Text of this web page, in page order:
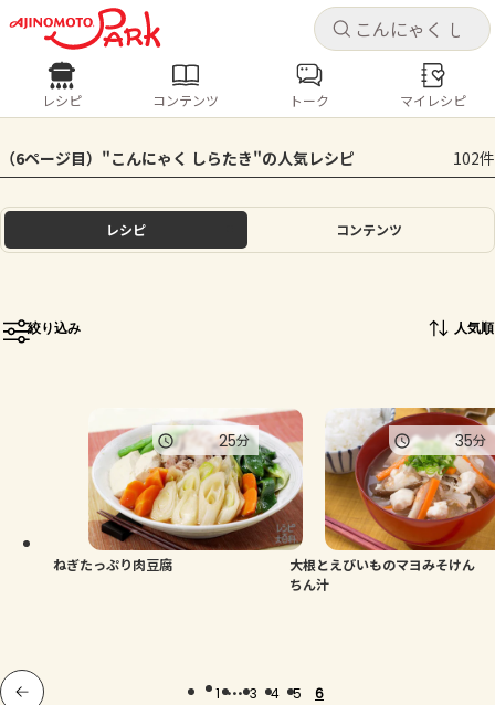
キャ
ログインするとレシピを保存できます
ログイン 新規登録
ホーム
トーク
よくあるお問い合わせ
お買い物
キャ
レシピ コンテンツ
人気の食材・レシピ
きゅうり なす トマト とうもろこし
ピーマン
レシピ コンテンツ トーク マイレシピ
（6ページ目）"こんにゃく しらたき"の人気レシピ 102件
レシピ コンテンツ
絞り込み 人気順
ねぎたっぷり肉豆腐
25分
大根とえびいものマヨみそけん
ちん汁
35分
1 ... 3 4 5 6